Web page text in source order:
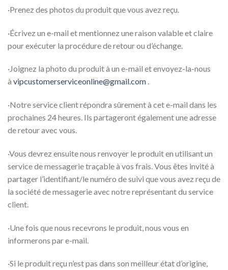
·Prenez des photos du produit que vous avez reçu.
·Écrivez un e-mail et mentionnez une raison valable et claire
pour exécuter la procédure de retour ou d’échange.
·Joignez la photo du produit à un e-mail et envoyez-la-nous
à vipcustomerserviceonline@gmail.com .
·Notre service client répondra sûrement à cet e-mail dans les
prochaines 24 heures. Ils partageront également une adresse
de retour avec vous.
·Vous devrez ensuite nous renvoyer le produit en utilisant un
service de messagerie traçable à vos frais. Vous êtes invité à
partager l’identifiant/le numéro de suivi que vous avez reçu de
la société de messagerie avec notre représentant du service
client.
·Une fois que nous recevrons le produit, nous vous en
informerons par e-mail.
·Si le produit reçu n’est pas dans son meilleur état d’origine,